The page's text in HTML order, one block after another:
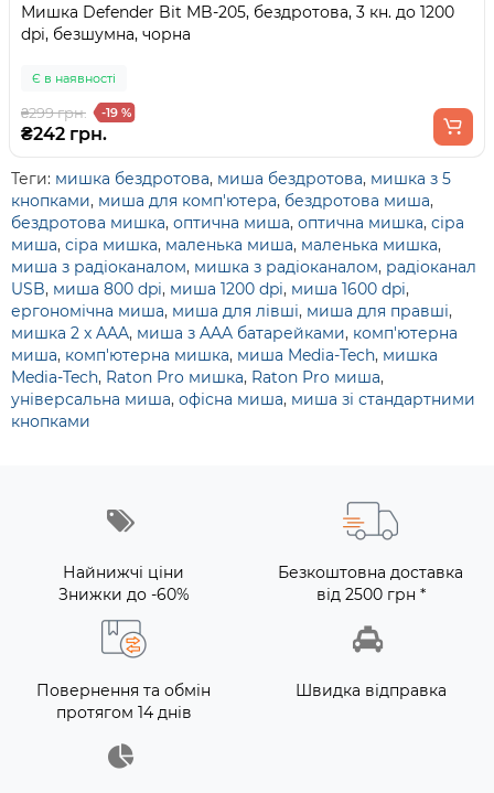
Мишка Defender Bit MB-205, бездротова, 3 кн. до 1200
dpi, безшумна, чорна
Є в наявності
₴299 грн. -19 %
₴242 грн.
Теги: мишка бездротова, миша бездротова, мишка з 5
кнопками, миша для комп'ютера, бездротова миша,
бездротова мишка, оптична миша, оптична мишка, сіра
миша, сіра мишка, маленька миша, маленька мишка,
миша з радіоканалом, мишка з радіоканалом, радіоканал
USB, миша 800 dpi, миша 1200 dpi, миша 1600 dpi,
ергономічна миша, миша для лівші, миша для правші,
мишка 2 x AAA, миша з AAA батарейками, комп'ютерна
миша, комп'ютерна мишка, миша Media-Tech, мишка
Media-Tech, Raton Pro мишка, Raton Pro миша,
універсальна миша, офісна миша, миша зі стандартними
кнопками
Найнижчі ціни
Знижки до -60%
Безкоштовна доставка
від 2500 грн *
Повернення та обмін
протягом 14 днів
Швидка відправка